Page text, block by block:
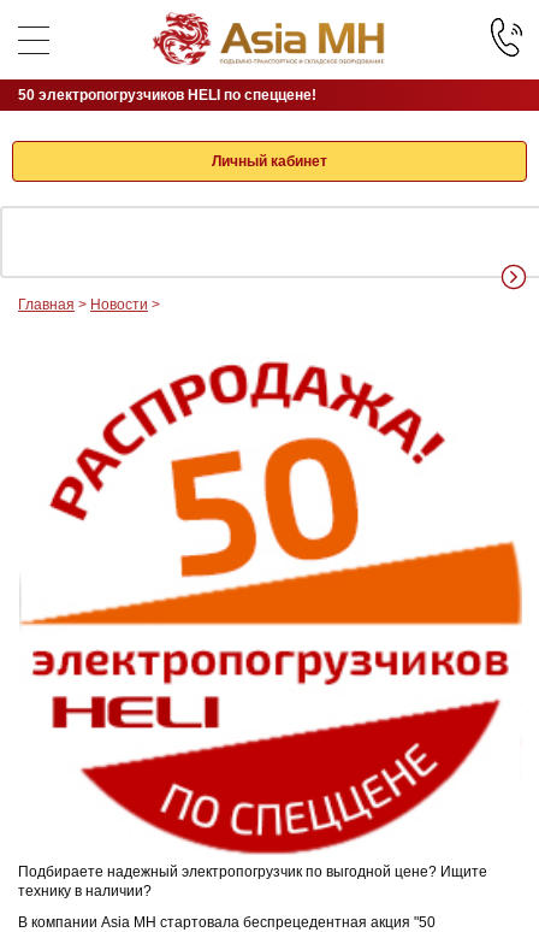
Личный кабинет
Главная > Новости >
50 электропогрузчиков HELI по спеццене!
10.08.2017
Подбираете надежный электропогрузчик по выгодной цене? Ищите
технику в наличии?
В компании Asia MH стартовала беспрецедентная акция "50